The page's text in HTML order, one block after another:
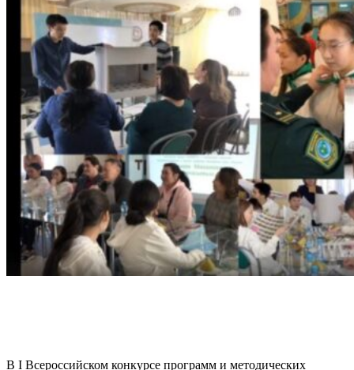
В I Всероссийском конкурсе программ и методических